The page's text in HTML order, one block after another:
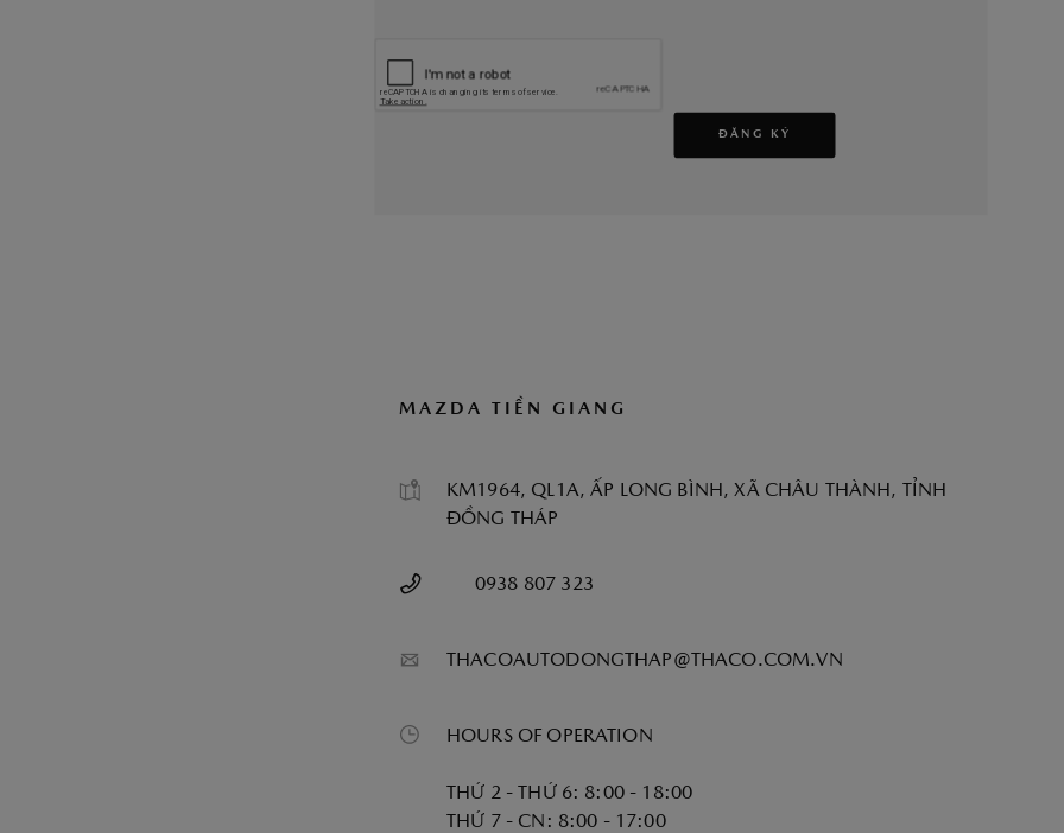
ĐĂNG KÝ
MAZDA TIỀN GIANG
KM1964, QL1A, ẤP LONG BÌNH, XÃ CHÂU THÀNH, TỈNH
ĐỒNG THÁP
0938 807 323
THACOAUTODONGTHAP@THACO.COM.VN
HOURS OF OPERATION
THỨ 2 - THỨ 6: 8:00 - 18:00
THỨ 7 - CN: 8:00 - 17:00